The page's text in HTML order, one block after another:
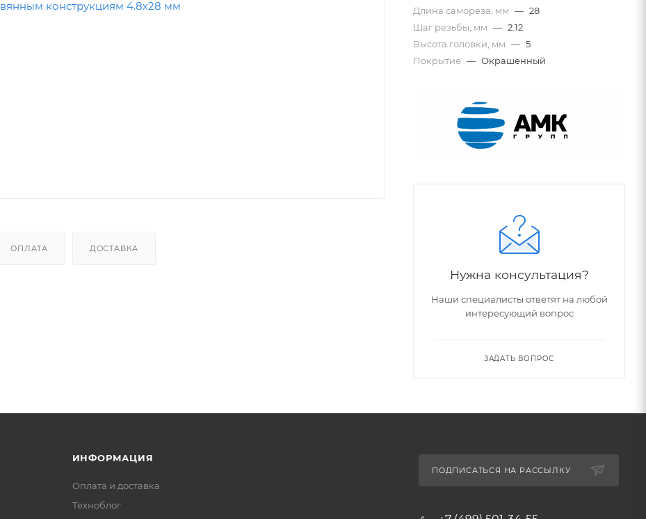
ОПЛАТА ДОСТАВКА
Длина самореза, мм — 28
Шаг резьбы, мм — 2.12
Высота головки, мм — 5
Покрытие — Окрашенный
Нужна консультация?
Наши специалисты ответят на любой
интересующий вопрос
ЗАДАТЬ ВОПРОС
ИНФОРМАЦИЯ
Оплата и доставка
Техноблог
ПОДПИСАТЬСЯ НА РАССЫЛКУ